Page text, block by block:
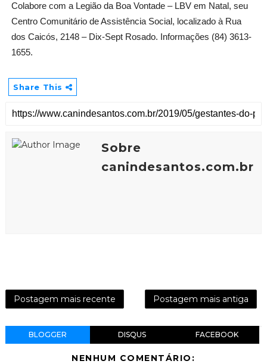
Colabore com a Legião da Boa Vontade – LBV em Natal, seu
Centro Comunitário de Assistência Social, localizado à Rua
dos Caicós, 2148 – Dix-Sept Rosado. Informações (84) 3613-
1655.
Share This
Sobre
canindesantos.com.br
Postagem mais recente Postagem mais antiga
BLOGGER DISQUS FACEBOOK
NENHUM COMENTÁRIO: